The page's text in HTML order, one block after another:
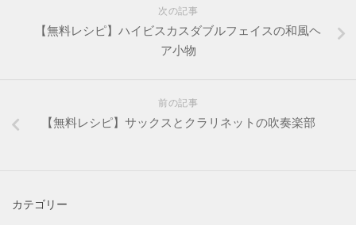
次の記事
【無料レシピ】ハイビスカスダブルフェイスの和風ヘ
ア小物
前の記事
【無料レシピ】サックスとクラリネットの吹奏楽部
カテゴリー